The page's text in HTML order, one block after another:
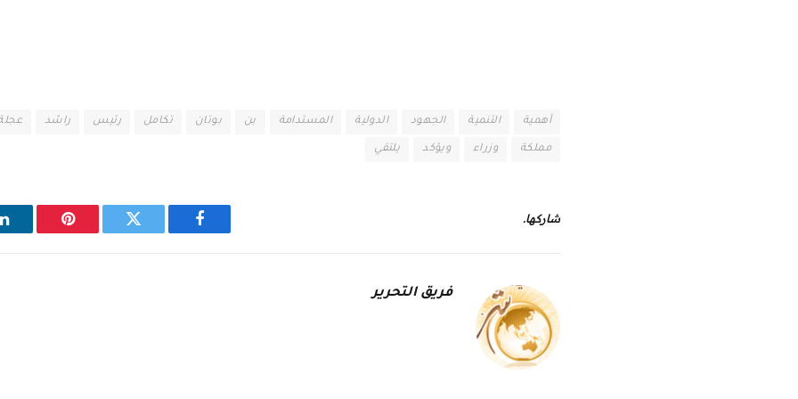
أهمية التنمية الجهود الدولية المستدامة بن بوتان تكامل رئيس راشد
مملكة وزراء ويؤكد يلتقي
شاركها.
فيسبوك تويتر بينتيريست
فريق التحرير